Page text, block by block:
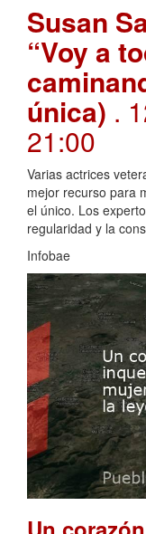
Susan
“Voy a
única) .
21:00
Varias actrices
mejor recurso para
el único. Los
regularidad y la
Infobae